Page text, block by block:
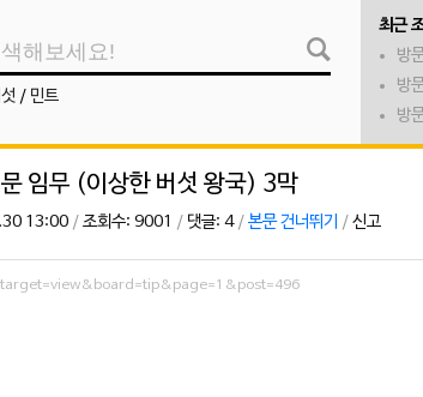
/ 민트
최근
방
방
방
임무 (이상한 버섯 왕국) 3막
13:00 / 조회수: 9001 / 댓글: 4/ 본문 건너뛰기 / 신고